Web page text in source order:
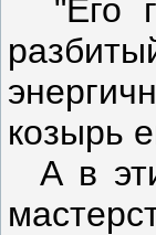
"Его
козырь
А в